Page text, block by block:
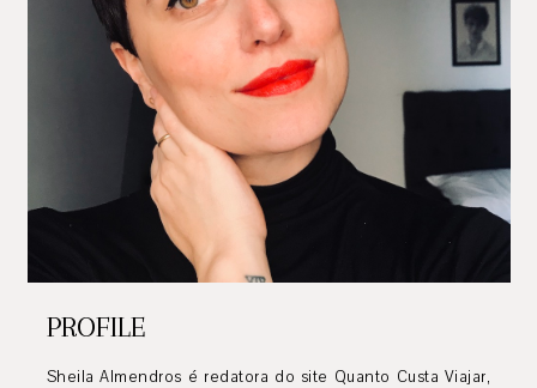
PROFILE
Sheila Almendros é redatora do site Quanto Custa Viajar,